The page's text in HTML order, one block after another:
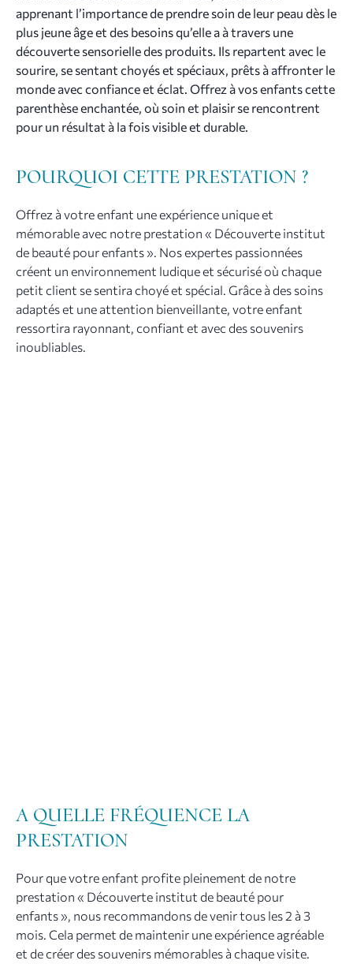
apprenant l’importance de prendre soin de leur peau dès le
plus jeune âge et des besoins qu’elle a à travers une
découverte sensorielle des produits. Ils repartent avec le
sourire, se sentant choyés et spéciaux, prêts à affronter le
monde avec confiance et éclat. Offrez à vos enfants cette
parenthèse enchantée, où soin et plaisir se rencontrent
pour un résultat à la fois visible et durable.
POURQUOI CETTE PRESTATION ?
Offrez à votre enfant une expérience unique et
mémorable avec notre prestation « Découverte institut
de beauté pour enfants ». Nos expertes passionnées
créent un environnement ludique et sécurisé où chaque
petit client se sentira choyé et spécial. Grâce à des soins
adaptés et une attention bienveillante, votre enfant
ressortira rayonnant, confiant et avec des souvenirs
inoubliables.
A QUELLE FRÉQUENCE LA
PRESTATION
Pour que votre enfant profite pleinement de notre
prestation « Découverte institut de beauté pour
enfants », nous recommandons de venir tous les 2 à 3
mois. Cela permet de maintenir une expérience agréable
et de créer des souvenirs mémorables à chaque visite.